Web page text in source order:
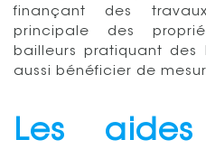
finançant des
principale des
bailleurs pratiquant des
aussi bénéficier de
Les